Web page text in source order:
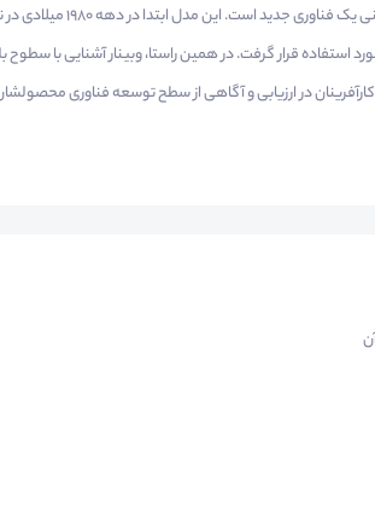
سطح آمادگی فناوری سنجه‌ای برای ارزیابی وضعیت توسعه فنی
استفاده قرار گرفت. در همین راستا، وبینار آشنایی با سطوح
در ارزیابی و آگاهی از سطح توسعه فناوری